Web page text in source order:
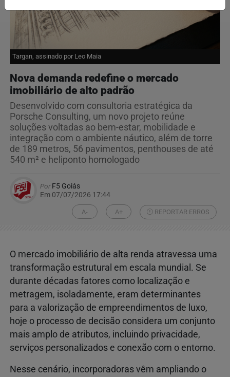
Targan, assinado por Leo Maia
Nova demanda redefine o mercado
imobiliário de alto padrão
Desenvolvido com consultoria estratégica da
Porsche Consulting, um novo projeto reúne
soluções voltadas ao bem-estar, mobilidade e
integração com o ambiente náutico, além de torre
de 189 metros, 56 pavimentos, penthouses de até
540 m² e heliponto homologado
PorF5 Goiás
Em 07/07/2026 17:44
A- A+ REPORTAR ERROS
O mercado imobiliário de alta renda atravessa uma
transformação estrutural em escala mundial. Se
durante décadas fatores como localização e
metragem, isoladamente, eram determinantes
para a valorização de empreendimentos de luxo,
hoje o processo de decisão considera um conjunto
mais amplo de atributos, incluindo privacidade,
serviços personalizados e conexão com o entorno.
Nesse cenário, incorporadoras vêm ampliando o